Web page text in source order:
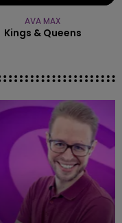
AVA MAX
Kings & Queens